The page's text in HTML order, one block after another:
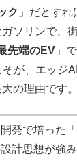
ク 」だとす
ソリンで、
先端のEV 」
が、エッジ
の理由です。
発で培った
設計思想が強